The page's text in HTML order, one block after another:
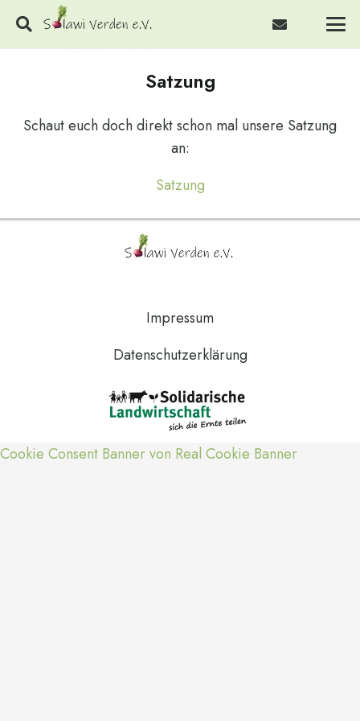
Satzung
Schaut euch doch direkt schon mal unsere Satzung
an:
Satzung
Impressum
Datenschutzerklärung
Cookie Consent Banner von Real Cookie Banner